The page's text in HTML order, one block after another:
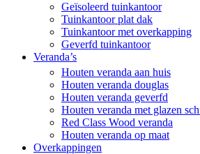
Geïsoleerd tuinkantoor
Tuinkantoor plat dak
Tuinkantoor met overkapping
Geverfd tuinkantoor
Veranda’s
Houten veranda aan huis
Houten veranda douglas
Houten veranda geverfd
Houten veranda met glazen
Red Class Wood veranda
Houten veranda op maat
Overkappingen